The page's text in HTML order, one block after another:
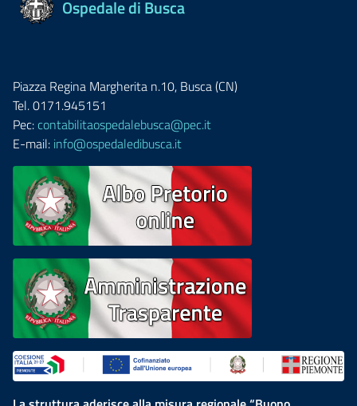
Ospedale di Busca
Piazza Regina Margherita n.10, Busca (CN)
Tel. 0171.945151
Pec: contabilitaospedalebusca@pec.it
E-mail: info@ospedaledibusca.it